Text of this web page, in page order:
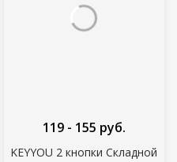
KEYYOU 2 кнопки Складной
119 - 155 руб.